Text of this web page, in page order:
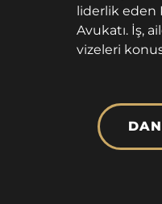
liderlik eden
Avukatı. İş,
vizeleri